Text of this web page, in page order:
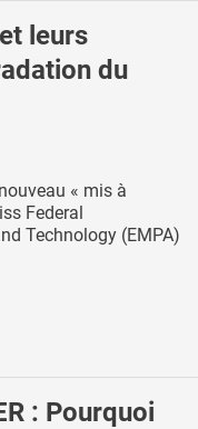
leurs
du
« mis à
Federal
Technology (EMPA)
: Pourquoi